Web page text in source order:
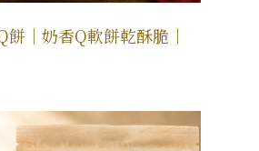
｜奶香Q軟餅乾酥脆｜